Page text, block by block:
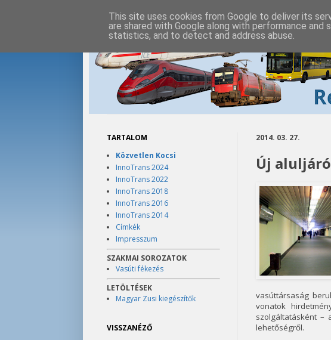
2014. 03. 27.
Új
vasúttársaság
vonatok
szolgáltatásként –
lehetőségről.
TARTALOM
Közvetlen Kocsi
InnoTrans 2024
InnoTrans 2022
InnoTrans 2018
InnoTrans 2016
InnoTrans 2014
Címkék
Impresszum
SZAKMAI SOROZATOK
Vasúti fékezés
LETÖLTÉSEK
Magyar Zusi kiegészítők
VISSZANÉZŐ
This site uses cookies from Google to deliver its
are shared with Google along with performance
statistics, and to detect and address abuse.